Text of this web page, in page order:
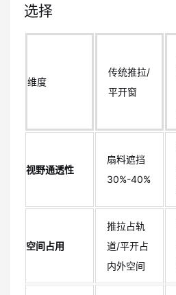
选择
维度
传统推拉/
平开窗
视野通透性
扇料遮挡
30%-40%
空间占用
推拉占轨
道/平开占
内外空间